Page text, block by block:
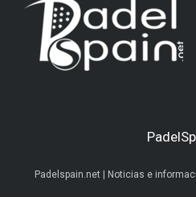
Padelspain.net | Noticias e